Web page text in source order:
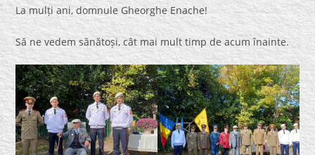
La mulți ani, domnule Gheorghe Enache!
Să ne vedem sănătoși, cât mai mult timp de acum înainte.